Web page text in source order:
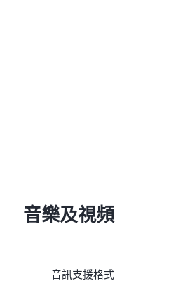
音樂及視頻
音訊支援格式